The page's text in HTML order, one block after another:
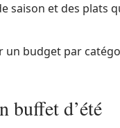
saison et des plats
un budget par
buffet d’été